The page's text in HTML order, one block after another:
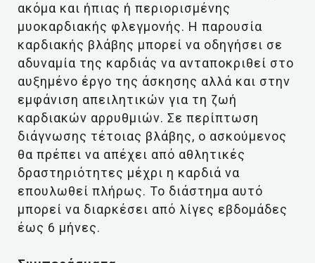
ακόμα και ήπιας ή περιορισμένης
μυοκαρδιακής φλεγμονής. Η παρουσία
καρδιακής βλάβης μπορεί να οδηγήσει σε
αδυναμία της καρδιάς να ανταποκριθεί στο
αυξημένο έργο της άσκησης αλλά και στην
εμφάνιση απειλητικών για τη ζωή
καρδιακών αρρυθμιών. Σε περίπτωση
διάγνωσης τέτοιας βλάβης, ο ασκούμενος
θα πρέπει να απέχει από αθλητικές
δραστηριότητες μέχρι η καρδιά να
επουλωθεί πλήρως. Το διάστημα αυτό
μπορεί να διαρκέσει από λίγες εβδομάδες
έως 6 μήνες.